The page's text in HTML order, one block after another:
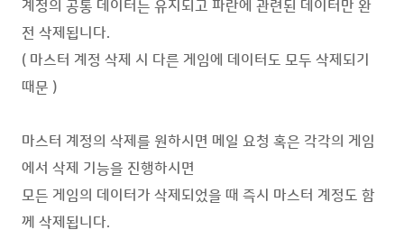
계정의 공통 데이터는 유지되고 파란에 관련된 데이터만 완
전 삭제됩니다.
( 마스터 계정 삭제 시 다른 게임에 데이터도 모두 삭제되기
때문 )
마스터 계정의 삭제를 원하시면 메일 요청 혹은 각각의 게임
에서 삭제 기능을 진행하시면
모든 게임의 데이터가 삭제되었을 때 즉시 마스터 계정도 함
께 삭제됩니다.